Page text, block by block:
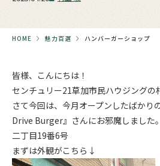
HOME 魅力百選 ハンバーガーショップ
皆様、こんにちは！
センチュリー21草加市民ハウジングの
さて今回は、今月オープンしたばかり
Drive Burger』さんにお邪魔しました
二丁目19番6号
まずは外観がこちら↓